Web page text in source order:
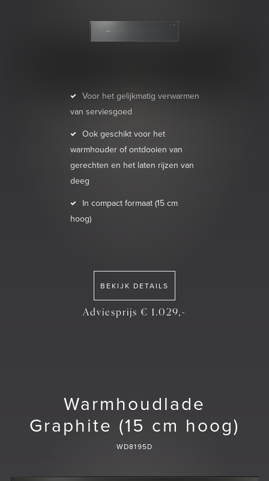
Voor het gelijkmatig verwarmen
van serviesgoed
Ook geschikt voor het
warmhouder of ontdooien van
gerechten en het laten rijzen van
deeg
In compact formaat (15 cm
hoog)
BEKIJK DETAILS
Adviesprijs € 1.029,-
Warmhoudlade
Graphite (15 cm hoog)
WD8195D